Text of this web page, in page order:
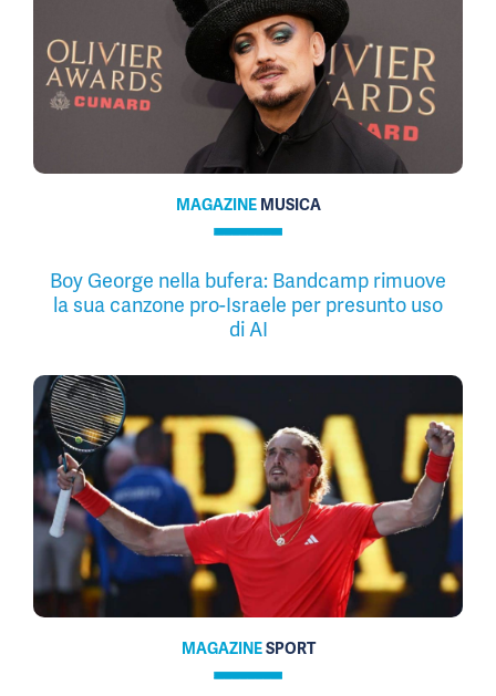
MAGAZINE MUSICA
Boy George nella bufera: Bandcamp rimuove
la sua canzone pro-Israele per presunto uso
di AI
MAGAZINESPORT